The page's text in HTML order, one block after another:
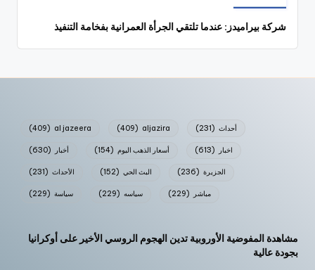
شركة بيراميدز: عندما تلتقي الجرأة العمرانية بفخامة التنفيذ
al jazeera
(409) aljazira
(409) أحداث (231)
أخبار (630) أسعار الذهب اليوم (154) اخبار (613)
الأحداث (231) البث الحي (152) الجزيرة (236)
سياسة (229) سياسه (229) مباشر (229)
مشاهدة المفوضية الأوروبية تدين الهجوم الروسي الأخير على أوكرانيا
بجودة عالية